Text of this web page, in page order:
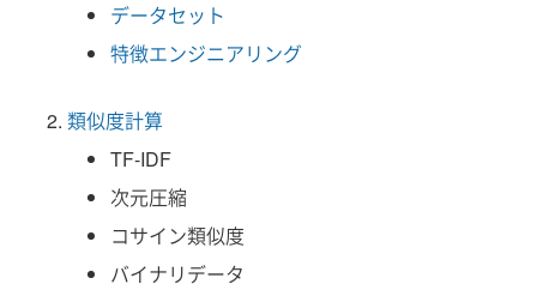
データセット
特徴エンジニアリング
類似度計算
TF-IDF
次元圧縮
コサイン類似度
バイナリデータ